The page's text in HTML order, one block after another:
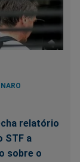
relatório
STF a
sobre o